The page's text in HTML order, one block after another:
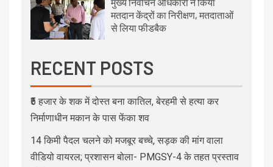
मतदान केंद्रों का निरीक्षण, मतदाताओं
से लिया फीडबैक
RECENT POSTS
₹5 हजार के शक में दोस्त बना कातिल, बेरहमी से हत्या कर
निर्माणाधीन मकान के पास फेंका शव
14 किमी पैदल चलने को मजबूर बच्चे, सड़क की मांग वाला
वीडियो वायरल; प्रशासन बोला- PMGSY-4 के तहत प्रस्ताव